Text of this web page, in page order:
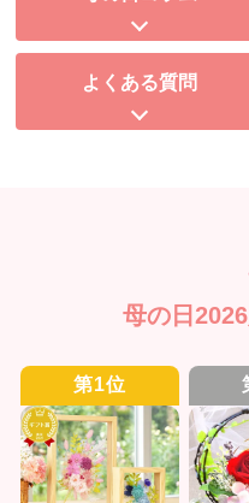
よくある質問
母の日